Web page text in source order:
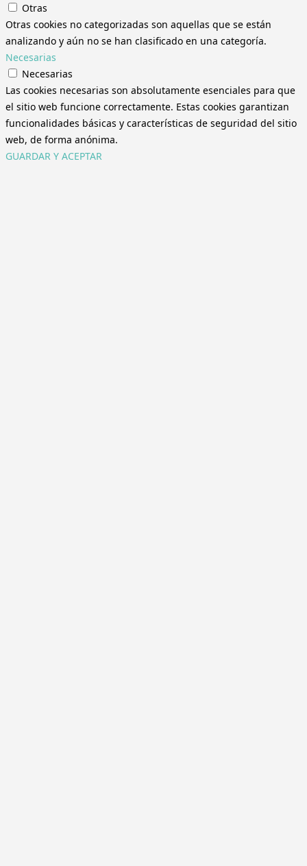
Otras
Otras cookies no categorizadas son aquellas que se están
analizando y aún no se han clasificado en una categoría.
Necesarias
Necesarias
Las cookies necesarias son absolutamente esenciales para que
el sitio web funcione correctamente. Estas cookies garantizan
funcionalidades básicas y características de seguridad del sitio
web, de forma anónima.
GUARDAR Y ACEPTAR